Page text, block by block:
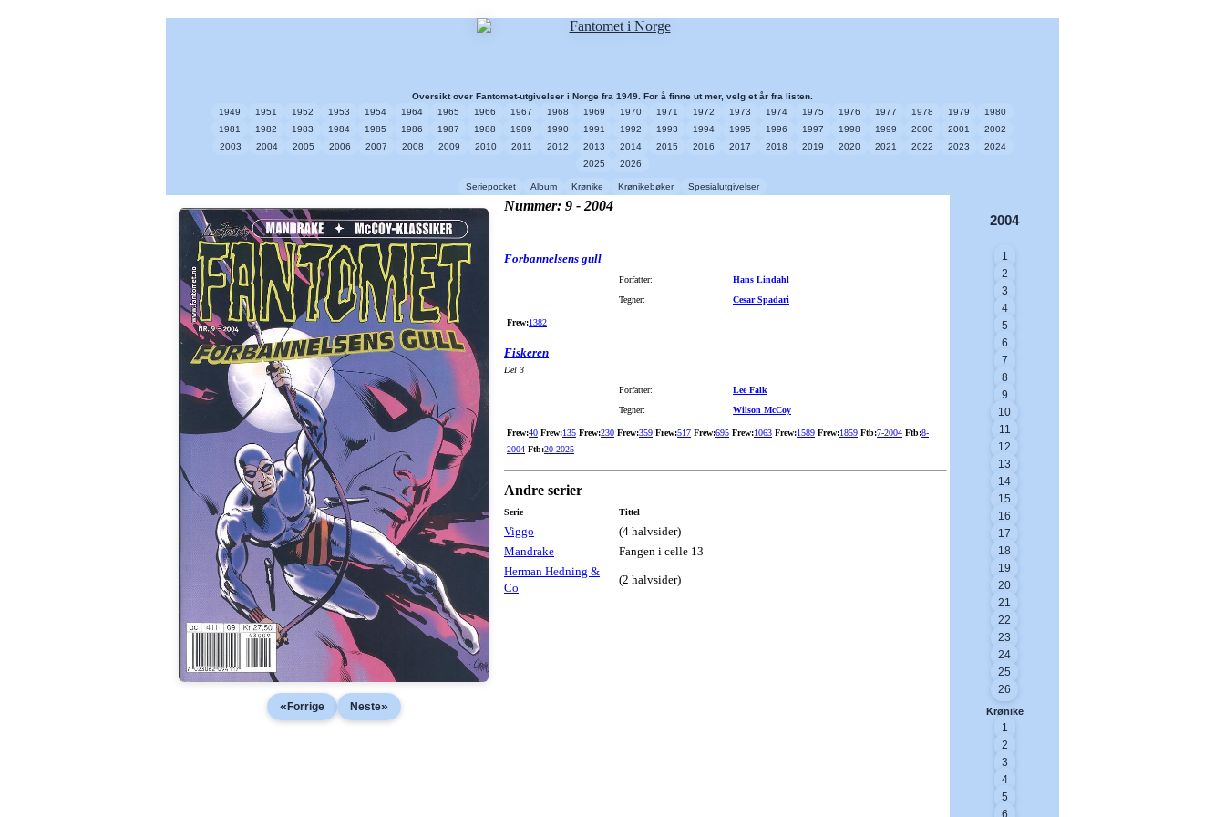
Oversikt over Fantomet-utgivelser i Norge fra 1949. For å finne ut mer, velg et år fra listen.
1949
1951 1952 1953 1954 1964 1965 1966 1967 1968 1969 1970 1971 1972 1973 1974 1975 1976 1977 1978 1979
1980
1981
1982 1983 1984 1985 1986 1987 1988 1989 1990 1991 1992 1993 1994 1995 1996 1997 1998 1999 2000 2001
2002
2003
2004 2005 2006 2007 2008 2009 2010 2011 2012 2013 2014 2015 2016 2017 2018 2019 2020 2021 2022 2023
2024
2025
2026
Seriepocket Album Krønike Krønikebøker Spesialutgivelser
« Forrige Neste»
Nummer: 9 - 2004
Forbannelsens gull
Forfatter:
Hans Lindahl
Tegner:
Cesar Spadari
Frew:1382
Fiskeren
Del 3
Forfatter:
Lee Falk
Tegner:
Wilson McCoy
Frew:40 Frew:135 Frew:230 Frew:359 Frew:517 Frew:695 Frew:1063 Frew:1589 Frew:1859 Ftb:7-2004 Ftb:8-
2004 Ftb:20-2025
Andre serier
Serie Tittel
Viggo
(4 halvsider)
Mandrake
Fangen i celle 13
Herman Hedning &
Co
(2 halvsider)
2004
1
2
3
4
5
6
7
8
9
10
11
12
13
14
15
16
17
18
19
20
21
22
23
24
25
26
Krønike
1
2
3
4
5
6